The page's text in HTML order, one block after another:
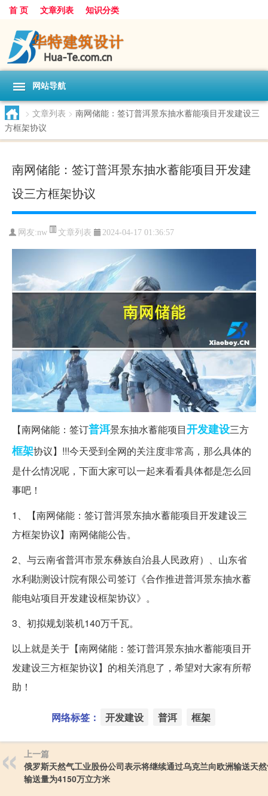
首 页 文章列表 知识分类
网站导航
> 文章列表 > 南网储能：签订普洱景东抽水蓄能项目开发建设三
方框架协议
南网储能：签订普洱景东抽水蓄能项目开发建
设三方框架协议
网友:nw 文章列表 2024-04-17 01:36:57
【南网储能：签订普洱景东抽水蓄能项目开发建设三方
框架协议】!!!今天受到全网的关注度非常高，那么具体的
是什么情况呢，下面大家可以一起来看看具体都是怎么回
事吧！
1、【南网储能：签订普洱景东抽水蓄能项目开发建设三
方框架协议】南网储能公告。
2、与云南省普洱市景东彝族自治县人民政府）、山东省
水利勘测设计院有限公司签订《合作推进普洱景东抽水蓄
能电站项目开发建设框架协议》。
3、初拟规划装机140万千瓦。
以上就是关于【南网储能：签订普洱景东抽水蓄能项目开
发建设三方框架协议】的相关消息了，希望对大家有所帮
助！
网络标签： 开发建设 普洱 框架
上一篇
俄罗斯天然气工业股份公司表示将继续通过乌克兰向欧洲输送天
输送量为4150万立方米